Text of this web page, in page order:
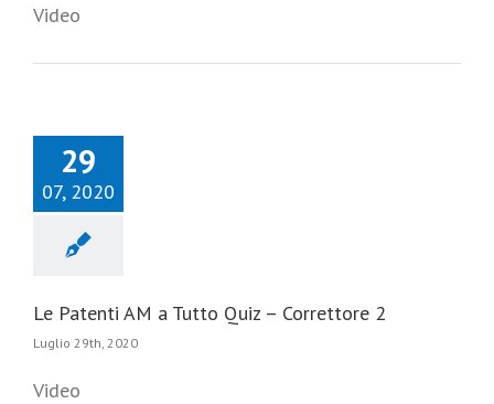
Video
29
07, 2020
Le Patenti AM a Tutto Quiz – Correttore 2
Luglio 29th, 2020
Video